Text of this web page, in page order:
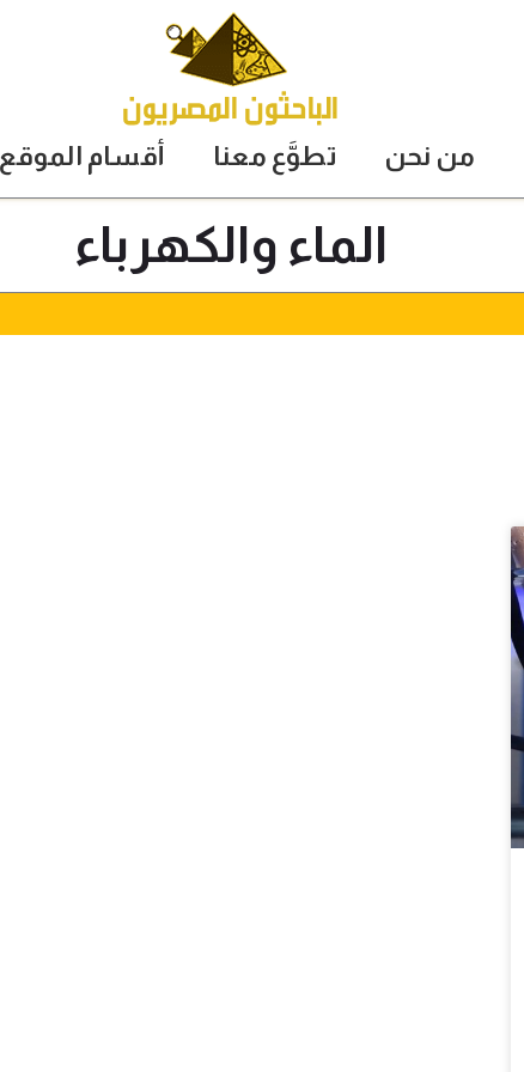
من نحن تطوَّع معنا أقسام الموقع
الماء والكهرباء